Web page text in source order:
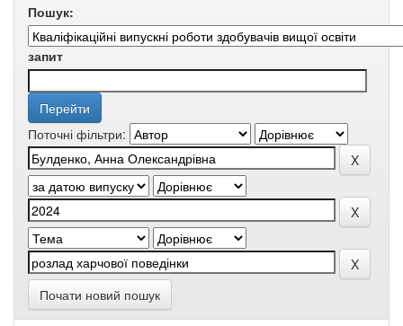
Пошук:
запит
Поточні фільтри:
Почати новий пошук